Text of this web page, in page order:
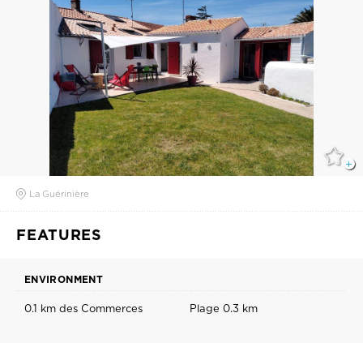
La Guérinière
FEATURES
ENVIRONMENT
0.1 km des Commerces Plage 0.3 km